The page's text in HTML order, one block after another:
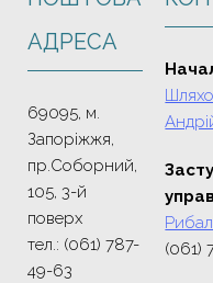
АДРЕСА
69095, м.
Запоріжжя,
пр.Соборний,
105, 3-й
поверх
тел.: (061) 787-
49-63
(061)